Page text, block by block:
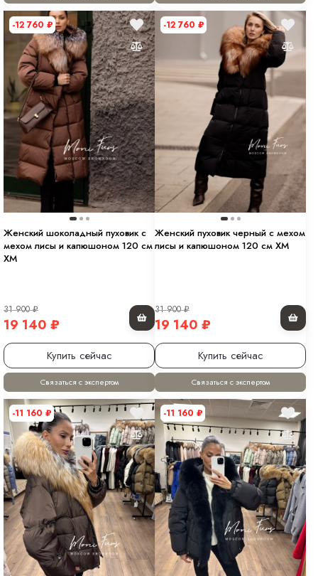
-12 760 ₽
Женский шоколадный пуховик с
мехом лисы и капюшоном 120 см
XM
31 900₽
19 140 ₽
Купить сейчас
Связаться с экспертом
-12 760 ₽
Женский пуховик черный с мехом
лисы и капюшоном 120 см XM
31 900₽
19 140 ₽
Купить сейчас
Связаться с экспертом
-11 160 ₽ -11 160 ₽